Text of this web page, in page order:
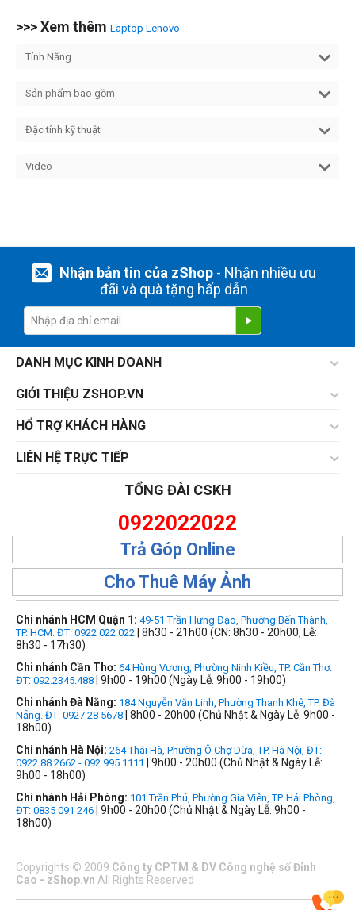
>>> Xem thêm Laptop Lenovo
Tính Năng
Sản phẩm bao gồm
Đặc tính kỹ thuật
Video
Nhận bản tin của zShop- Nhận nhiều ưu
đãi và quà tặng hấp dẫn
DANH MỤC KINH DOANH
GIỚI THIỆU ZSHOP.VN
HỔ TRỢ KHÁCH HÀNG
LIÊN HỆ TRỰC TIẾP
TỔNG ĐÀI CSKH
0922022022
Trả Góp Online
Cho Thuê Máy Ảnh
Chi nhánh HCM Quận 1: 49-51 Trần Hưng Đạo, Phường Bến Thành,
TP. HCM. ĐT: 0922 022 022 | 8h30 - 21h00 (CN: 8h30 - 20h00, Lễ:
8h30 - 17h30)
Chi nhánh Cần Thơ: 64 Hùng Vương, Phường Ninh Kiều, TP. Cần Thơ.
ĐT: 092.2345.488 | 9h00 - 19h00 (Ngày Lễ: 9h00 - 19h00)
Chi nhánh Đà Nẵng: 184 Nguyễn Văn Linh, Phường Thanh Khê, TP. Đà
Nẵng. ĐT: 0927 28 5678 | 8h00 - 20h00 (Chủ Nhật & Ngày Lễ: 9h00 -
18h00)
Chi nhánh Hà Nội: 264 Thái Hà, Phường Ô Chợ Dừa, TP. Hà Nội, ĐT:
0922 88 2662 - 092.995.1111
| 9h00 - 20h00 (Chủ Nhật & Ngày Lễ:
9h00 - 18h00)
Chi nhánh Hải Phòng: 101 Trần Phú, Phường Gia Viên, TP. Hải Phòng,
ĐT: 0835 091 246 | 9h00 - 20h00 (Chủ Nhật & Ngày Lễ: 9h00 -
18h00)
Copyrights © 2009 Công ty CPTM & DV Công nghệ số Đỉnh
Cao - zShop.vn All Rights Reserved